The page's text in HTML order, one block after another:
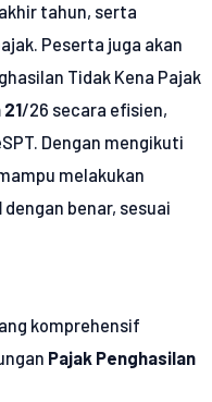
tahun, serta
Peserta juga akan
Tidak Kena Pajak
21/26 secara efisien,
Dengan mengikuti
melakukan
dengan benar, sesuai
komprehensif
Pajak Penghasilan